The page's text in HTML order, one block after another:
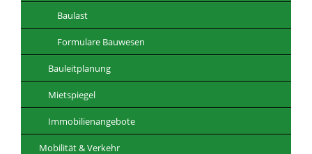
Baulast
Formulare Bauwesen
Bauleitplanung
Mietspiegel
Immobilienangebote
Mobilität & Verkehr